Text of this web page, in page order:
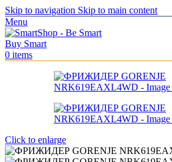
Skip to navigation Skip to main content
Menu
0 items
Click to enlarge